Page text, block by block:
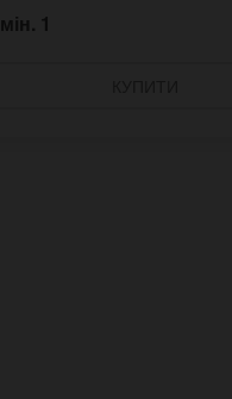
мін. 1